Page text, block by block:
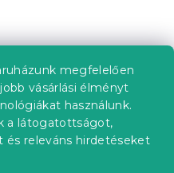
megfelelően
vásárlási élményt
használunk.
a látogatottságot,
és releváns hirdetéseket
cm sárga